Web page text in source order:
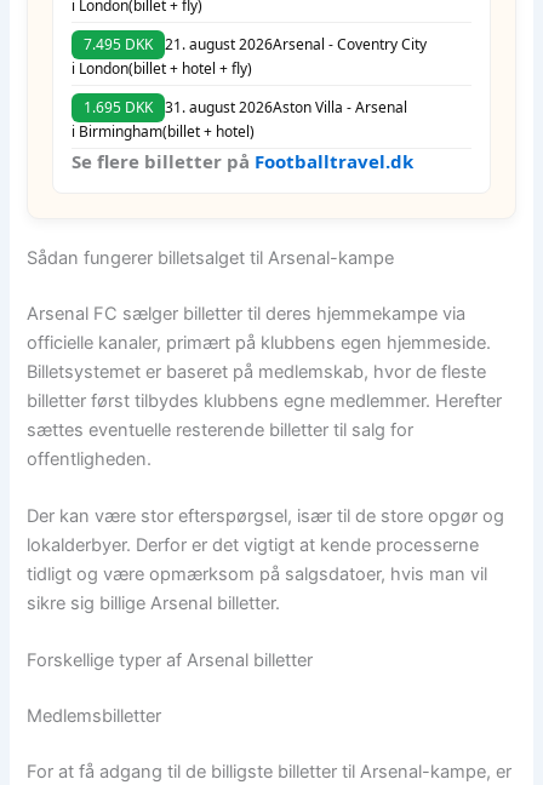
i London(billet + fly)
7.495 DKK 21. august 2026Arsenal - Coventry City
i London(billet + hotel + fly)
1.695 DKK 31. august 2026Aston Villa - Arsenal
i Birmingham(billet + hotel)
Se flere billetter på Footballtravel.dk
Sådan fungerer billetsalget til Arsenal-kampe
Arsenal FC sælger billetter til deres hjemmekampe via
officielle kanaler, primært på klubbens egen hjemmeside.
Billetsystemet er baseret på medlemskab, hvor de fleste
billetter først tilbydes klubbens egne medlemmer. Herefter
sættes eventuelle resterende billetter til salg for
offentligheden.
Der kan være stor efterspørgsel, især til de store opgør og
lokalderbyer. Derfor er det vigtigt at kende processerne
tidligt og være opmærksom på salgsdatoer, hvis man vil
sikre sig billige Arsenal billetter.
Forskellige typer af Arsenal billetter
Medlemsbilletter
For at få adgang til de billigste billetter til Arsenal-kampe, er